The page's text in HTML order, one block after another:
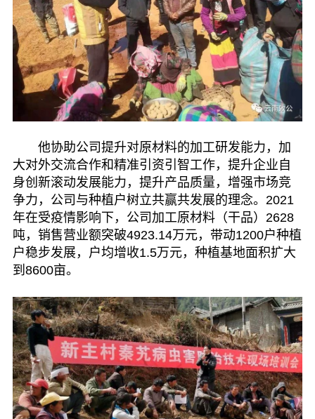
他协助公司提升对原材料的加工研发能力，加
大对外交流合作和精准引资引智工作，提升企业自
身创新滚动发展能力，提升产品质量，增强市场竞
争力，公司与种植户树立共赢共发展的理念。2021
年在受疫情影响下，公司加工原材料（干品）2628
吨，销售营业额突破4923.14万元，带动1200户种植
户稳步发展，户均增收1.5万元，种植基地面积扩大
到8600亩。